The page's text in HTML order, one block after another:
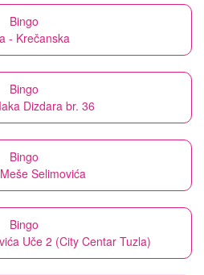
Bingo
- Krečanska
Bingo
Dizdara br. 36
Bingo
Selimovića
Bingo
Uče 2 (City Centar Tuzla)